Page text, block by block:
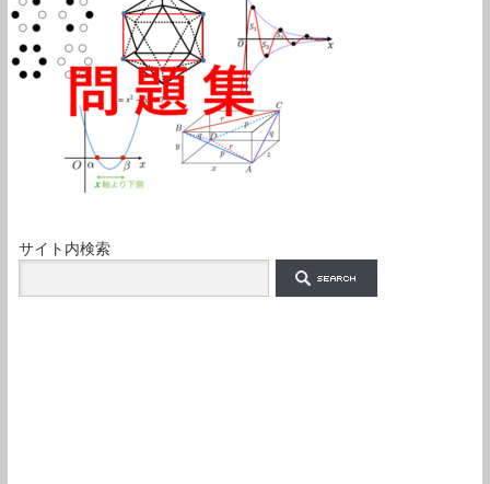
サイト内検索